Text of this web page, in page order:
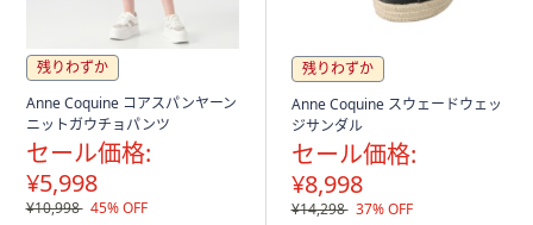
残りわずか
Anne Coquine コアスパンヤーン
ニットガウチョパンツ
セール価格:
¥5,998
¥10,998 45% OFF
残りわずか
Anne Coquine スウェードウェッ
ジサンダル
セール価格:
¥8,998
¥14,298 37% OFF